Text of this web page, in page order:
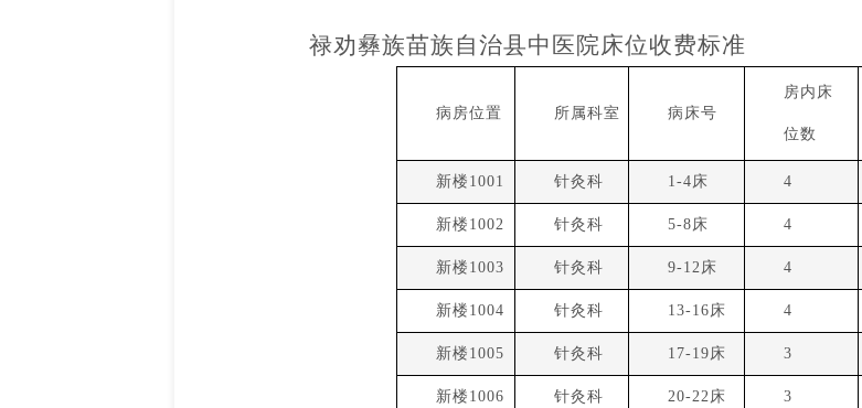
禄劝彝族苗族自治县中医院床位收费标准
病房位置 所属科室 病床号
房内床
位数
新楼1001 针灸科 1-4床 4
新楼1002 针灸科 5-8床 4
新楼1003 针灸科 9-12床 4
新楼1004 针灸科 13-16床 4
新楼1005 针灸科 17-19床 3
新楼1006 针灸科 20-22床 3